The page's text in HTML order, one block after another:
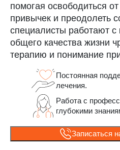
помогая освободиться
привычек и преодолеть
специалисты работают
общего качества жизни
терапию и понимание
Постоянная
лечения.
Работа с
глубокими
Записаться